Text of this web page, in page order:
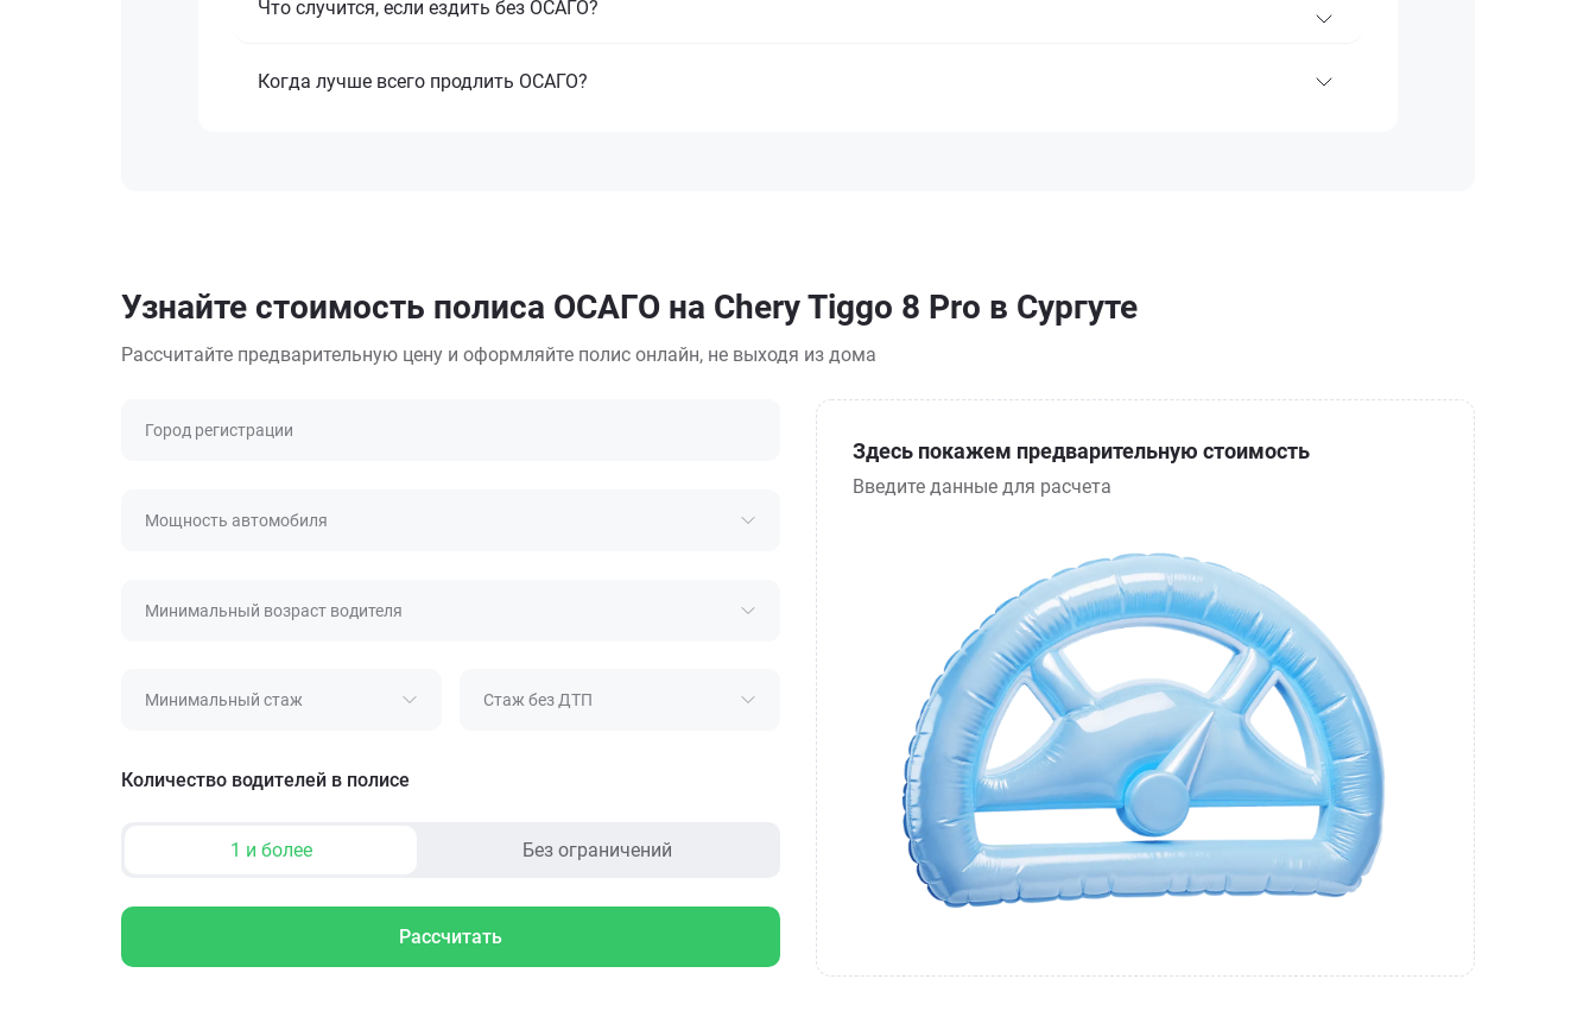
Что случится, если ездить без ОСАГО?
Когда лучше всего продлить ОСАГО?
Узнайте стоимость полиса ОСАГО на Chery Tiggo 8 Pro в Сургуте
Рассчитайте предварительную цену и оформляйте полис онлайн, не выходя из дома
Город регистрации
Мощность автомобиля
Минимальный возраст водителя
Минимальный стаж Стаж без ДТП
Количество водителей в полисе
1 и более Без ограничений
Рассчитать
Здесь покажем предварительную стоимость
Введите данные для расчета